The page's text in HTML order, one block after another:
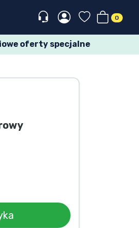
0
oferty specjalne